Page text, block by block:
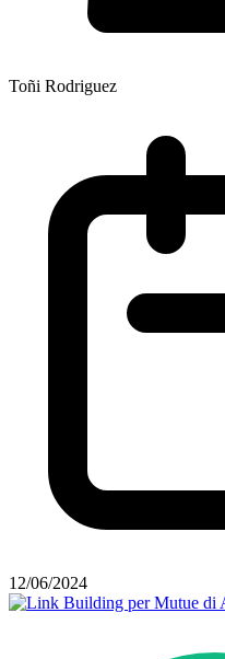
Toñi Rodriguez
12/06/2024